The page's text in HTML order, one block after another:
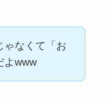
ゃなくて「お
よwww